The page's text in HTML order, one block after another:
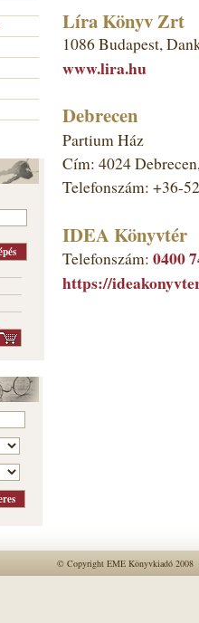
Líra Könyv Zrt
1086 Budapest,
www.lira.hu
Debrecen
Partium Ház
Cím: 4024
Telefonszám: +36-
IDEA Könyvtér
Telefonszám: 0400
https://
© Copyright EME Könyvkiadó 2008